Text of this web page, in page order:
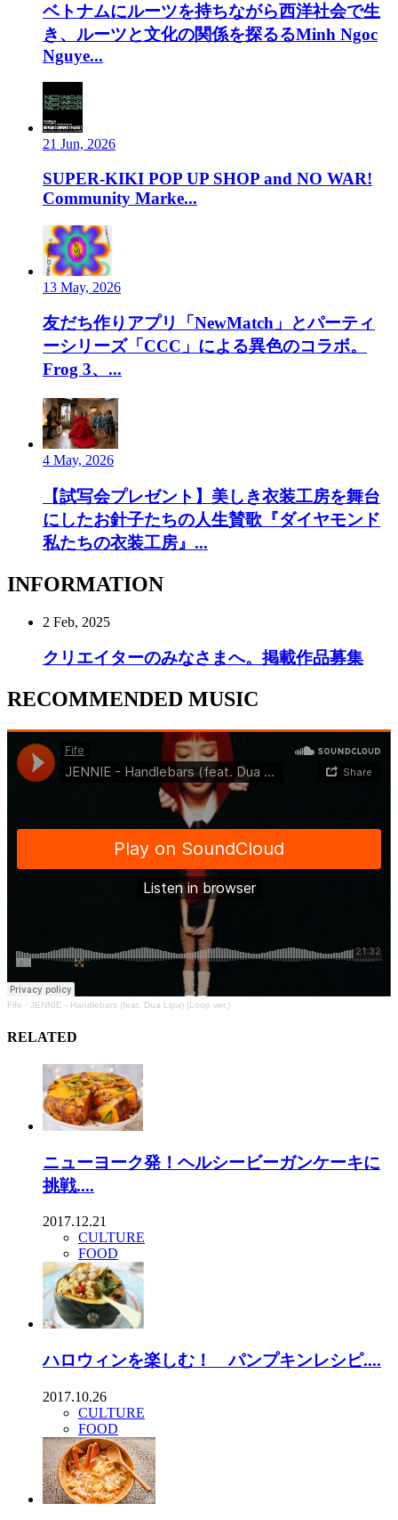
ベトナムにルーツを持ちながら西洋社会で生
き、ルーツと文化の関係を探るるMinh Ngoc
Nguye...
21 Jun, 2026
SUPER-KIKI POP UP SHOP and NO WAR!
Community Marke...
13 May, 2026
友だち作りアプリ「NewMatch」とパーティ
ーシリーズ「CCC」による異色のコラボ。
Frog 3、...
4 May, 2026
【試写会プレゼント】美しき衣装工房を舞台
にしたお針子たちの人生賛歌『ダイヤモンド
私たちの衣装工房』...
INFORMATION
2 Feb, 2025
クリエイターのみなさまへ。掲載作品募集
RECOMMENDED MUSIC
Fife · JENNIE - Handlebars (feat. Dua Lipa) (Loop ver.)
RELATED
ニューヨーク発！ヘルシービーガンケーキに
挑戦....
2017.12.21
CULTURE
FOOD
ハロウィンを楽しむ！ パンプキンレシピ....
2017.10.26
CULTURE
FOOD